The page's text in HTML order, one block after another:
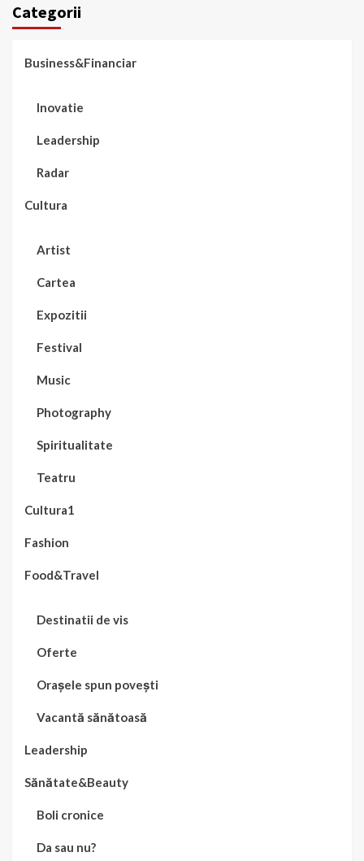
Categorii
Business&Financiar
Inovatie
Leadership
Radar
Cultura
Artist
Cartea
Expozitii
Festival
Music
Photography
Spiritualitate
Teatru
Cultura1
Fashion
Food&Travel
Destinatii de vis
Oferte
Orașele spun povești
Vacantă sănătoasă
Leadership
Sănătate&Beauty
Boli cronice
Da sau nu?